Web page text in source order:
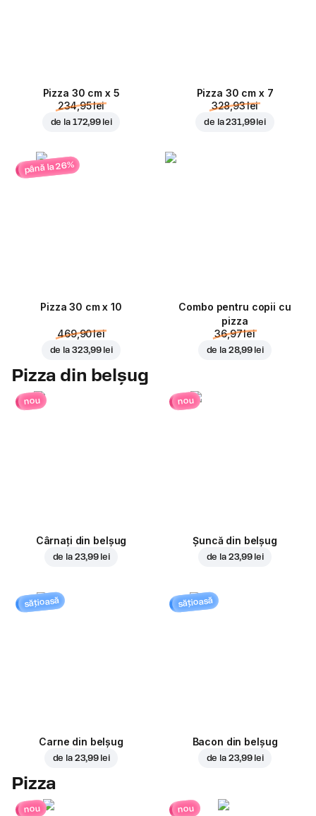
Pizza 30 cm x 5
234,95 lei
de la 172,99 lei
Pizza 30 cm x 7
328,93 lei
de la231,99 lei
până la 26%
Pizza 30 cm x 10
469,90 lei
de la 323,99 lei
Combo pentru copii cu
pizza
36,97 lei
de la 28,99 lei
Pizza din belșug
nou
Cârnați din belșug
de la 23,99 lei
nou
Șuncă din belșug
de la 23,99 lei
sățioasă
Carne din belșug
de la 23,99 lei
sățioasă
Bacon din belșug
de la 23,99 lei
Pizza
nou nou